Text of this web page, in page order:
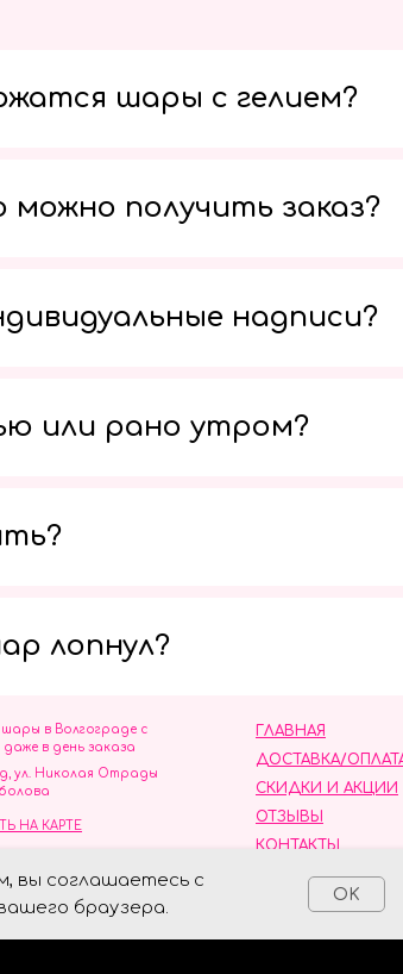
вы соглашаетесь с
браузера.
OK
шары с гелием?
можно получить заказ?
надписи?
или рано утром?
лопнул?
ОТЗЫВЫ
ГЛАВНАЯ
ДОСТАВКА/
СКИДКИ И АКЦИИ
КОНТАКТЫ
в Волгограде с
в день заказа
ул. Николая Отрады
НА КАРТЕ
обработки персональных данных